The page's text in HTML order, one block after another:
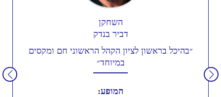
השחקן
דביר בנדק
״בהיכל בראשון לציון הקהל הראשוני חם ומקסים
במיוחד״
המופע: